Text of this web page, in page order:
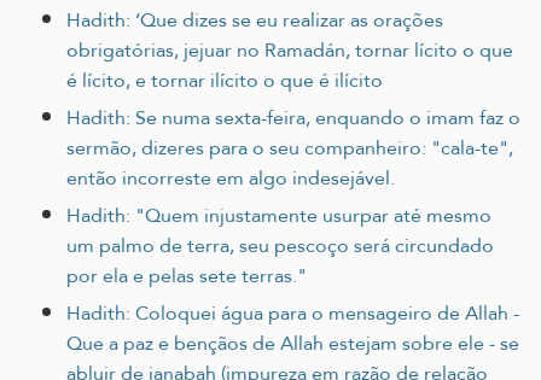
Hadith: ‘Que dizes se eu realizar as orações
obrigatórias, jejuar no Ramadán, tornar lícito o que
é lícito, e tornar ilícito o que é ilícito
Hadith: Se numa sexta-feira, enquando o imam faz o
sermão, dizeres para o seu companheiro: "cala-te",
então incorreste em algo indesejável.
Hadith: "Quem injustamente usurpar até mesmo
um palmo de terra, seu pescoço será circundado
por ela e pelas sete terras."
Hadith: Coloquei água para o mensageiro de Allah -
Que a paz e bençãos de Allah estejam sobre ele - se
abluir de janabah (impureza em razão de relação